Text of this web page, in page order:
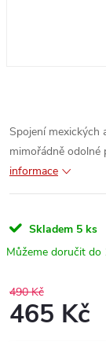
Spojení mexických
mimořádně odolné
informace
Skladem 5 ks
490 Kč
465 Kč